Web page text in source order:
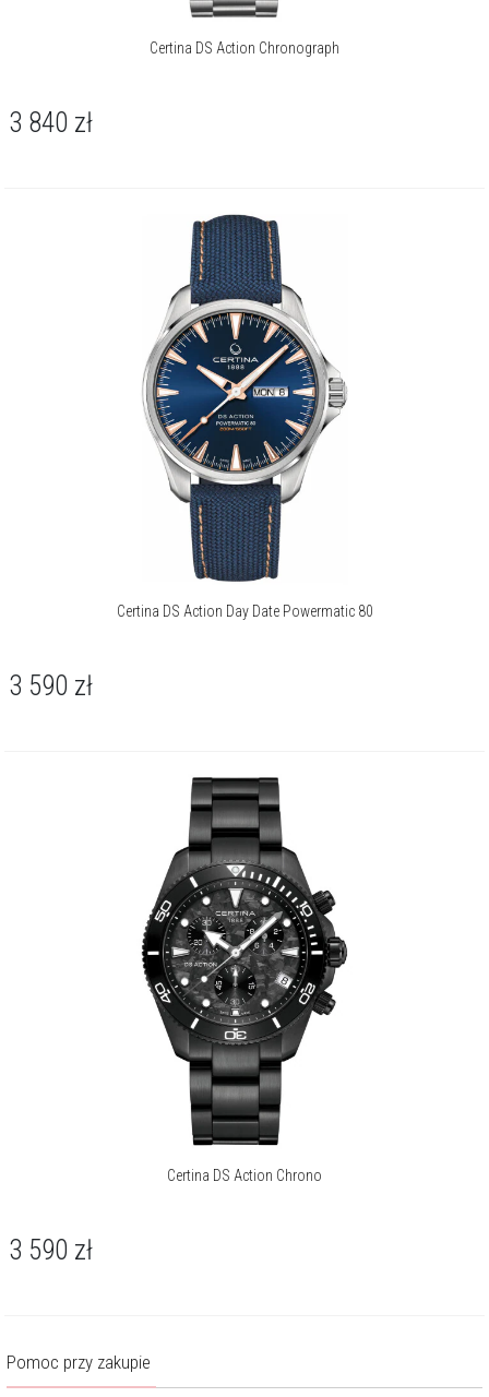
Certina DS Action Chronograph
3 840 zł
Certina DS Action Day Date Powermatic 80
3 590 zł
Certina DS Action Chrono
3 590 zł
Pomoc przy zakupie